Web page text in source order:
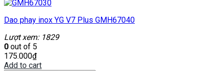
Dao phay inox YG V7 Plus GMH67040
Lượt xem: 1829
0 out of 5
175.000₫
Add to cart